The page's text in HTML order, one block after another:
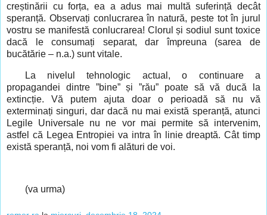
creștinării cu forța, ea a adus mai multă suferință decât
speranță. Observați conlucrarea în natură, peste tot în jurul
vostru se manifestă conlucrarea! Clorul și sodiul sunt toxice
dacă le consumați separat, dar împreuna (sarea de
bucătărie – n.a.) sunt vitale.
La nivelul tehnologic actual, o continuare a
propagandei dintre ”bine” și ”rău” poate să vă ducă la
extincție. Vă putem ajuta doar o perioadă să nu vă
exterminați singuri, dar dacă nu mai există speranță, atunci
Legile Universale nu ne vor mai permite să intervenim,
astfel că Legea Entropiei va intra în linie dreaptă. Cât timp
există speranță, noi vom fi alături de voi.
(va urma)